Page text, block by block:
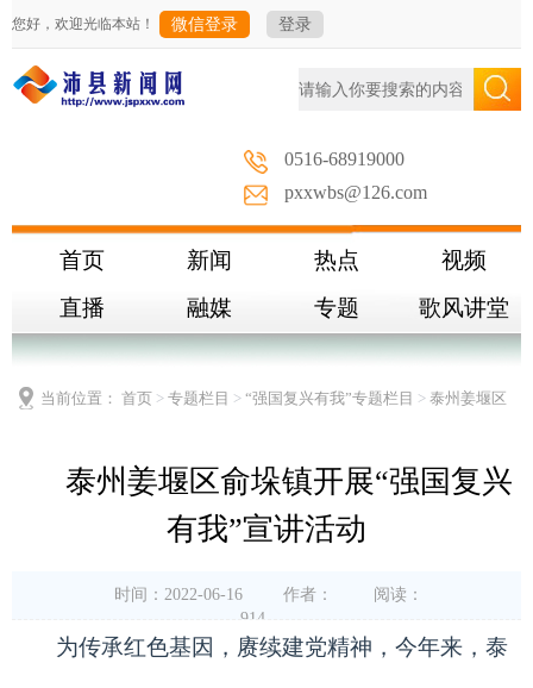
您好，欢迎光临本站！ 微信登录 登录
0516-68919000
pxxwbs@126.com
首页 新闻 热点
视频
直播
融媒 专题 歌风讲堂
当前位置： 首页 > 专题栏目 > “强国复兴有我”专题栏目 > 泰州姜堰区
泰州姜堰区俞垛镇开展“强国复兴
有我”宣讲活动
时间：2022-06-16 作者：
阅读：
914
为传承红色基因，赓续建党精神，今年来，泰